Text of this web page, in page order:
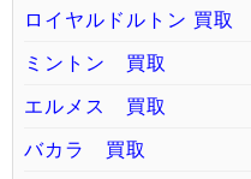
ロイヤルドルトン 買取
ミントン 買取
エルメス 買取
バカラ 買取